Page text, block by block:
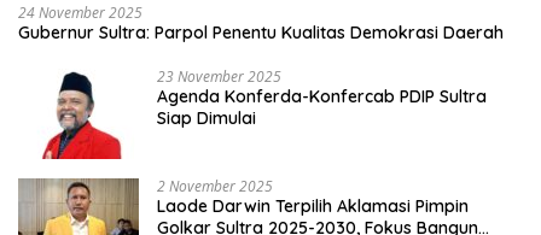
24 November 2025
Gubernur Sultra: Parpol Penentu Kualitas Demokrasi Daerah
23 November 2025
Agenda Konferda-Konfercab PDIP Sultra
Siap Dimulai
2 November 2025
Laode Darwin Terpilih Aklamasi Pimpin
Golkar Sultra 2025-2030, Fokus Bangun